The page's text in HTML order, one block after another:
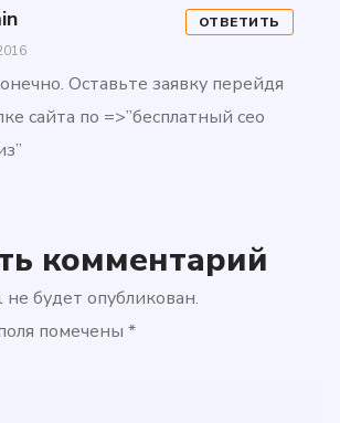
Оставьте заявку перейдя
сайта по =>”бесплатный сео
ОТВЕТИТЬ
комментарий
будет опубликован.
помечены*